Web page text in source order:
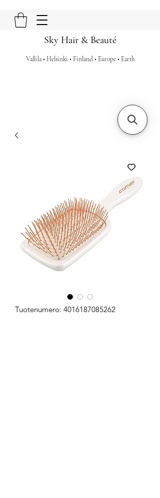
Sky Hair & Beauté
Vallila • Helsinki • Finland • Europe • Earth
Tuotenumero: 4016187085262